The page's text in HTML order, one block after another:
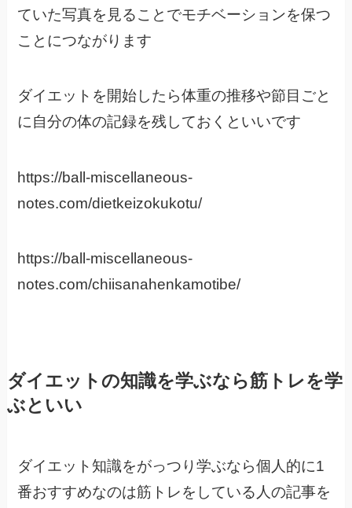
ていた写真を見ることでモチベーションを保つ
ことにつながります
ダイエットを開始したら体重の推移や節目ごと
に自分の体の記録を残しておくといいです
https://ball-miscellaneous-
notes.com/dietkeizokukotu/
https://ball-miscellaneous-
notes.com/chiisanahenkamotibe/
ダイエットの知識を学ぶなら筋トレを学
ぶといい
ダイエット知識をがっつり学ぶなら個人的に1
番おすすめなのは筋トレをしている人の記事を